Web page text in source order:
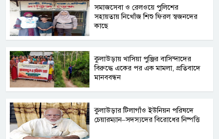
সমাজসেবা ও রেলওয়ে পুলিশের
সহায়তায় নিখোঁজ শিশু ফিরল স্বজনদের
কাছে
কুলাউড়ায় খাসিয়া পুঞ্জির বাসিন্দাদের
বিরুদ্ধে একের পর এক মামলা, প্রতিবাদে
মানববন্ধন
কুলাউড়ার টিলাগাঁও ইউনিয়ন পরিষদে
চেয়ারম্যান–সদস্যদের বিরোধের নিষ্পত্তি